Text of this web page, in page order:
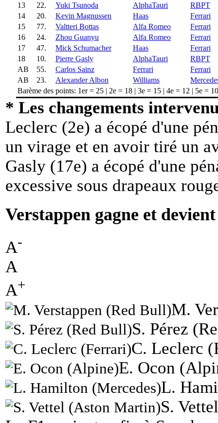
13
22. Yuki Tsunoda AlphaTauri
RBPT
14
20. Kevin Magnussen Haas
Ferrari
15
77. Valtteri Bottas Alfa Romeo
Ferrari
16
24. Zhou Guanyu Alfa Romeo
Ferrari
17
47. Mick Schumacher Haas
Ferrari
18
10. Pierre Gasly AlphaTauri
RBPT
AB
55. Carlos Sainz Ferrari
Ferrari
AB
23. Alexander Albon Williams
Barème des points: 1er = 25 | 2e = 18 | 3e = 15 | 4e = 12 | 5e =
* Les changements
Leclerc (2e) a écopé d'une
un virage et en avoir tiré un
Gasly (17e) a écopé d'une
excessive sous drapeaux
Verstappen gagne et
A-
A
A+
M.
S. Pérez
C. Leclerc
E. Ocon
L.
S.